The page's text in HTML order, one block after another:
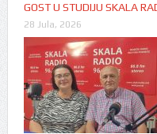
GOST U STUDIJU SKALA
28 Jula, 2026